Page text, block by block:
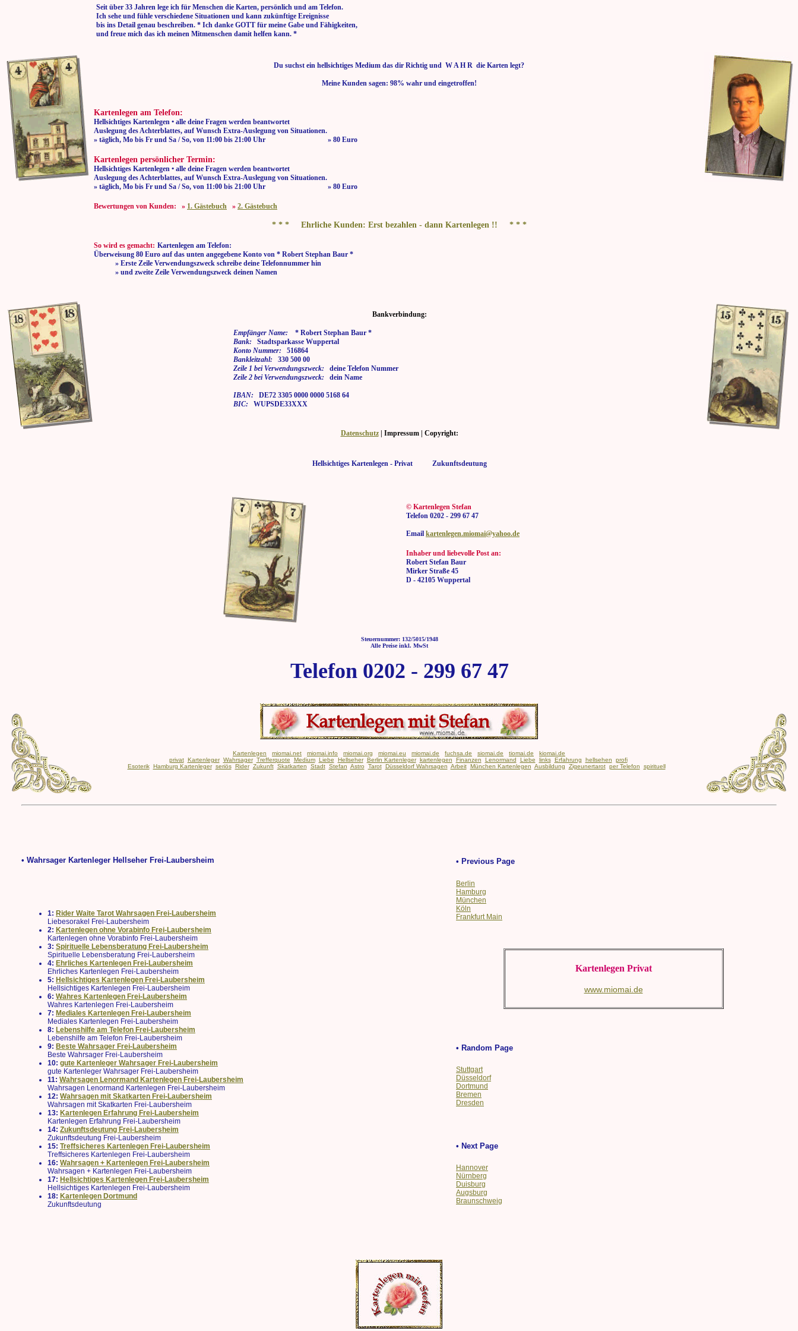
Seit über 33 Jahren lege ich für Menschen die Karten, persönlich und am Telefon.
Ich sehe und fühle verschiedene Situationen und kann zukünftige Ereignisse
bis ins Detail genau beschreiben. * Ich danke GOTT für meine Gabe und Fähigkeiten,
und freue mich das ich meinen Mitmenschen damit helfen kann. *
Du suchst ein hellsichtiges Medium das dir Richtig und W A H R die Karten legt?
Meine Kunden sagen: 98% wahr und eingetroffen!
Kartenlegen am Telefon:
Hellsichtiges Kartenlegen • alle deine Fragen werden beantwortet
Auslegung des Achterblattes, auf Wunsch Extra-Auslegung von Situationen.
» täglich, Mo bis Fr und Sa / So, von 11:00 bis 21:00 Uhr » 80 Euro
Kartenlegen persönlicher Termin:
Hellsichtiges Kartenlegen • alle deine Fragen werden beantwortet
Auslegung des Achterblattes, auf Wunsch Extra-Auslegung von Situationen.
» täglich, Mo bis Fr und Sa / So, von 11:00 bis 21:00 Uhr » 80 Euro
Bewertungen von Kunden: » 1. Gästebuch » 2. Gästebuch
* * * Ehrliche Kunden: Erst bezahlen - dann Kartenlegen !! * * *
So wird es gemacht: Kartenlegen am Telefon:
Überweisung 80 Euro auf das unten angegebene Konto von * Robert Stephan Baur *
» Erste Zeile Verwendungszweck schreibe deine Telefonnummer hin
» und zweite Zeile Verwendungszweck deinen Namen
Bankverbindung:
Empfänger Name: * Robert Stephan Baur *
Bank: Stadtsparkasse Wuppertal
Konto Nummer: 516864
Bankleitzahl: 330 500 00
Zeile 1 bei Verwendungszweck: deine Telefon Nummer
Zeile 2 bei Verwendungszweck: dein Name
IBAN: DE72 3305 0000 0000 5168 64
BIC: WUPSDE33XXX
Datenschutz| Impressum | Copyright:
Hellsichtiges Kartenlegen - Privat Zukunftsdeutung
© Kartenlegen Stefan
Telefon 0202 - 299 67 47
Email kartenlegen.miomai@yahoo.de
Inhaber und liebevolle Post an:
Robert Stefan Baur
Mirker Straße 45
D - 42105 Wuppertal
Steuernummer: 132/5015/1948
Alle Preise inkl. MwSt
Telefon 0202 - 299 67 47
Kartenlegen miomai.net miomai.info miomai.org miomai.eu miomai.de fuchsa.de siomai.de tiomai.de
kiomai.de
privat Kartenleger Wahrsager Trefferquote Medium Liebe Hellseher Berlin Kartenleger kartenlegen Finanzen Lenormand Liebe links Erfahrung hellsehen
profi
Esoterik Hamburg Kartenleger seriös Rider Zukunft Skatkarten Stadt Stefan Astro Tarot Düsseldorf Wahrsagen Arbeit München Kartenlegen Ausbildung Zigeunertarot per Telefon spirituell
• Wahrsager Kartenleger Hellseher Frei-Laubersheim
1: Rider Waite Tarot Wahrsagen Frei-Laubersheim
Liebesorakel Frei-Laubersheim
2: Kartenlegen ohne Vorabinfo Frei-Laubersheim
Kartenlegen ohne Vorabinfo Frei-Laubersheim
3: Spirituelle Lebensberatung Frei-Laubersheim
Spirituelle Lebensberatung Frei-Laubersheim
4: Ehrliches Kartenlegen Frei-Laubersheim
Ehrliches Kartenlegen Frei-Laubersheim
5: Hellsichtiges Kartenlegen Frei-Laubersheim
Hellsichtiges Kartenlegen Frei-Laubersheim
6: Wahres Kartenlegen Frei-Laubersheim
Wahres Kartenlegen Frei-Laubersheim
7: Mediales Kartenlegen Frei-Laubersheim
Mediales Kartenlegen Frei-Laubersheim
8: Lebenshilfe am Telefon Frei-Laubersheim
Lebenshilfe am Telefon Frei-Laubersheim
9: Beste Wahrsager Frei-Laubersheim
Beste Wahrsager Frei-Laubersheim
10: gute Kartenleger Wahrsager Frei-Laubersheim
gute Kartenleger Wahrsager Frei-Laubersheim
11: Wahrsagen Lenormand Kartenlegen Frei-Laubersheim
Wahrsagen Lenormand Kartenlegen Frei-Laubersheim
12: Wahrsagen mit Skatkarten Frei-Laubersheim
Wahrsagen mit Skatkarten Frei-Laubersheim
13: Kartenlegen Erfahrung Frei-Laubersheim
Kartenlegen Erfahrung Frei-Laubersheim
14: Zukunftsdeutung Frei-Laubersheim
Zukunftsdeutung Frei-Laubersheim
15: Treffsicheres Kartenlegen Frei-Laubersheim
Treffsicheres Kartenlegen Frei-Laubersheim
16: Wahrsagen + Kartenlegen Frei-Laubersheim
Wahrsagen + Kartenlegen Frei-Laubersheim
17: Hellsichtiges Kartenlegen Frei-Laubersheim
Hellsichtiges Kartenlegen Frei-Laubersheim
18: Kartenlegen Dortmund
Zukunftsdeutung
• Previous Page
Berlin
Hamburg
München
Köln
Frankfurt Main
Kartenlegen Privat
www.miomai.de
• Random Page
Stuttgart
Düsseldorf
Dortmund
Bremen
Dresden
• Next Page
Hannover
Nürnberg
Duisburg
Augsburg
Braunschweig